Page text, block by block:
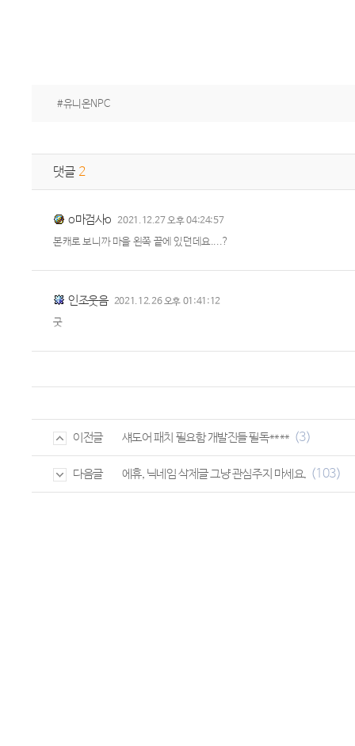
#유니온NPC
댓글 2
o마검사o 2021.12.27 오후 04:24:57
본캐로 보니까 마을 왼쪽 끝에 있던데요....?
인조웃음 2021.12.26 오후 01:41:12
굿
이전글 섀도어 패치 필요함 개발진들 필독**** (3)
다음글 에휴, 닉네임 삭제글 그냥 관심주지 마세요. (103)